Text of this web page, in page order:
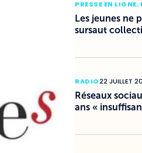
PRESSE EN LIGNE,
Les jeunes ne
sursaut
RADIO22 JUILLET
Réseaux
ans «